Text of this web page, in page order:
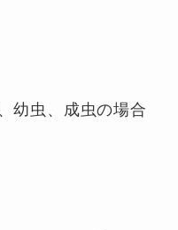
幼虫、成虫の場合